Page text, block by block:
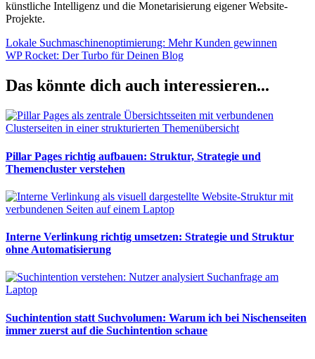
künstliche Intelligenz und die Monetarisierung eigener Website-
Projekte.
Beitragsnavigation
Vorheriger
Beitrag:
Lokale Suchmaschinenoptimierung: Mehr Kunden gewinnen
Nächster
WP Rocket: Der Turbo für Deinen Blog
Das könnte dich auch interessieren...
Pillar Pages richtig aufbauen: Struktur, Strategie und
Themencluster verstehen
Interne Verlinkung richtig umsetzen: Strategie und Struktur
ohne Automatisierung
Suchintention statt Suchvolumen: Warum ich bei Nischenseiten
immer zuerst auf die Suchintention schaue